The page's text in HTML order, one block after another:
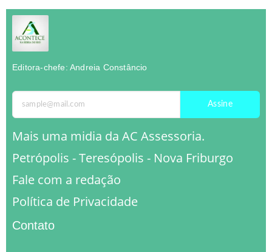
Editora-chefe: Andreia Constâncio
Assine
Mais uma midia da AC Assessoria.
Petrópolis - Teresópolis - Nova Friburgo
Fale com a redação
Política de Privacidade
Contato